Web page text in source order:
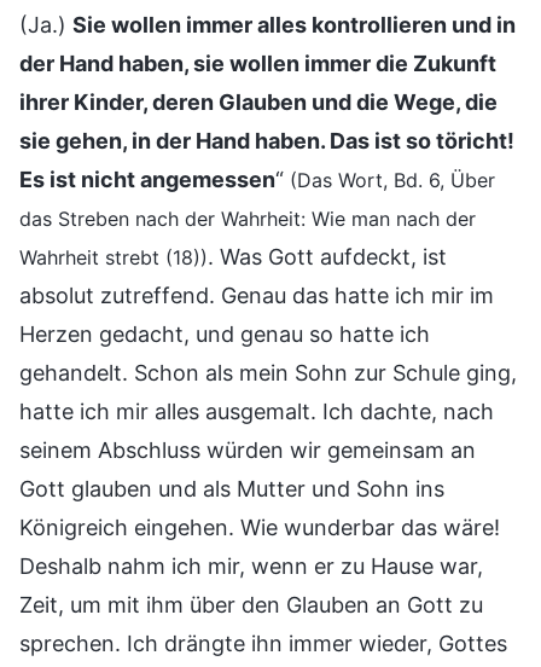
(Ja.) Sie wollen immer alles kontrollieren und in
der Hand haben, sie wollen immer die Zukunft
ihrer Kinder, deren Glauben und die Wege, die
sie gehen, in der Hand haben. Das ist so töricht!
Es ist nicht angemessen“ (Das Wort, Bd. 6, Über
das Streben nach der Wahrheit: Wie man nach der
Wahrheit strebt (18)). Was Gott aufdeckt, ist
absolut zutreffend. Genau das hatte ich mir im
Herzen gedacht, und genau so hatte ich
gehandelt. Schon als mein Sohn zur Schule ging,
hatte ich mir alles ausgemalt. Ich dachte, nach
seinem Abschluss würden wir gemeinsam an
Gott glauben und als Mutter und Sohn ins
Königreich eingehen. Wie wunderbar das wäre!
Deshalb nahm ich mir, wenn er zu Hause war,
Zeit, um mit ihm über den Glauben an Gott zu
sprechen. Ich drängte ihn immer wieder, Gottes